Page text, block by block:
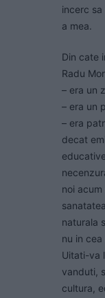
incerc
a mea.
Din cate
Radu
– era un
– era un
– era
decat
noi
naturala
nu in
Uitati-va
vanduti,
cultura,